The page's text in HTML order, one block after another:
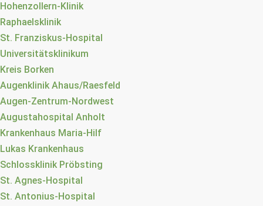
Hohenzollern-Klinik
Raphaelsklinik
St. Franziskus-Hospital
Universitätsklinikum
Kreis Borken
Augenklinik Ahaus/Raesfeld
Augen-Zentrum-Nordwest
Augustahospital Anholt
Krankenhaus Maria-Hilf
Lukas Krankenhaus
Schlossklinik Pröbsting
St. Agnes-Hospital
St. Antonius-Hospital